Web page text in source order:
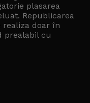
plasarea
Republicarea
realiza doar în
prealabil cu